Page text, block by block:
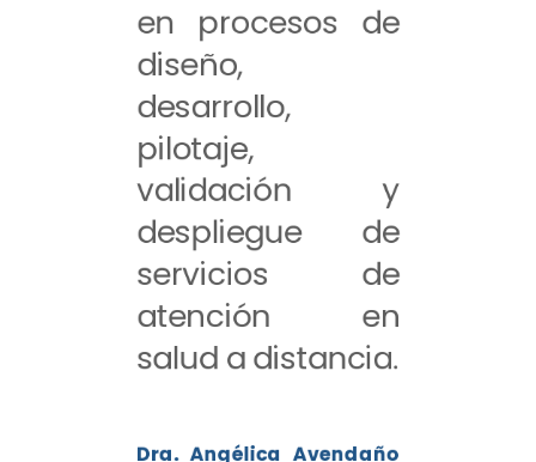
en procesos de
diseño,
desarrollo,
pilotaje,
validación y
despliegue de
servicios de
atención en
salud a distancia.
Dra. Angélica Avendaño